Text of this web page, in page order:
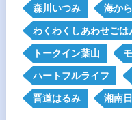
森川いつみ 海か
わくわくしあわせごは
トークイン葉山
ハートフルライフ
晋道はるみ 湘南